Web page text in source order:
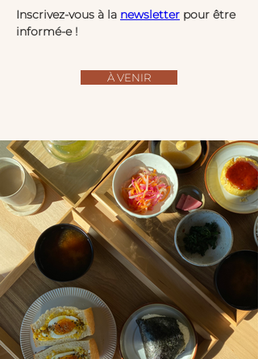
Inscrivez-vous à la newsletter pour être
informé-e !
À VENIR